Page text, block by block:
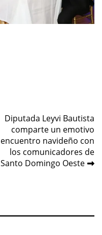
Diputada Leyvi Bautista
comparte un emotivo
encuentro navideño con
los comunicadores de
Santo Domingo Oeste